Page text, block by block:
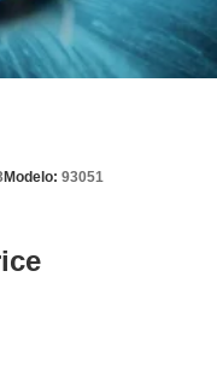
Modelo: 93051